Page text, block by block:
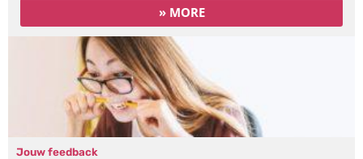
» MORE
Jouw feedback